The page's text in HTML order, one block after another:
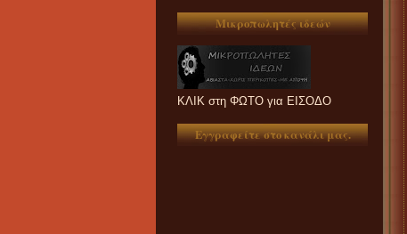
Μικροπωλητές ιδεών
ΚΛΙΚ στη ΦΩΤΟ για ΕΙΣΟΔΟ
Εγγραφείτε στο κανάλι μας.